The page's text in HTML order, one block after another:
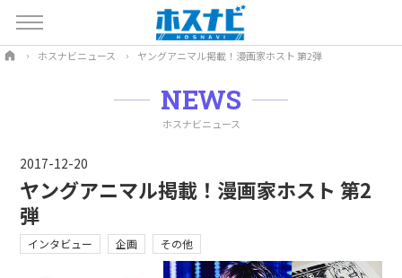
ホスナビニュース ヤングアニマル掲載！漫画家ホスト 第2弾
NEWS
ホスナビニュース
2017-12-20
ヤングアニマル掲載！漫画家ホスト 第2
弾
インタビュー 企画 その他